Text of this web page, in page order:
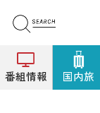
番組情報 国内旅